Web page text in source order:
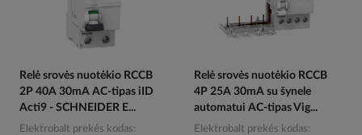
Relė srovės nuotėkio RCCB
2P 40A 30mA AC-tipas iID
Acti9 - SCHNEIDER E...
Elektrobalt prekės kodas
Relė srovės nuotėkio RCCB
4P 25A 30mA su šynele
automatui AC-tipas Vig...
Elektrobalt prekės kodas